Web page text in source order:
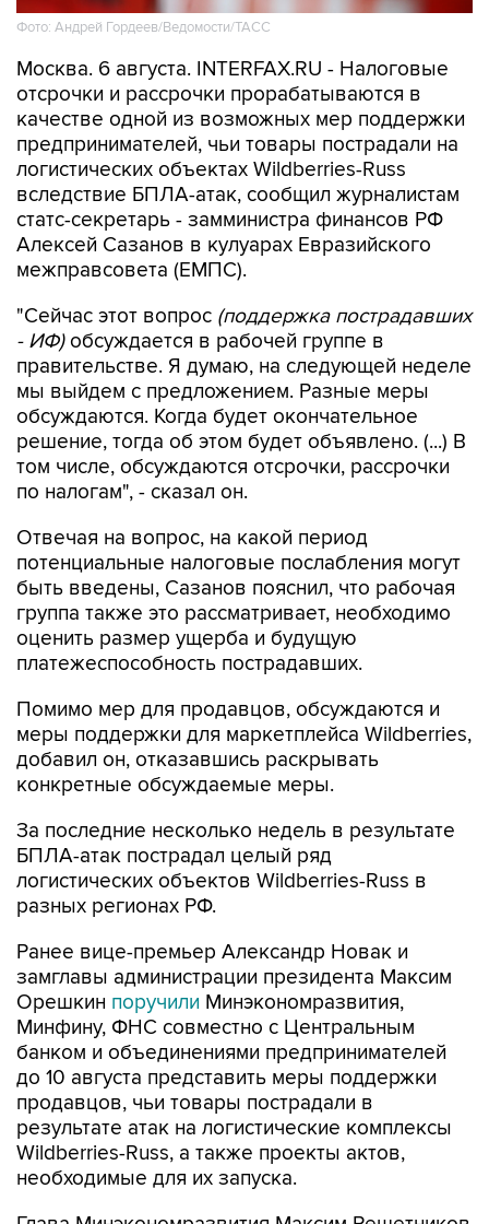
Фото: Андрей Гордеев/Ведомости/ТАСС
Москва. 6 августа. INTERFAX.RU - Налоговые
отсрочки и рассрочки прорабатываются в
качестве одной из возможных мер поддержки
предпринимателей, чьи товары пострадали на
логистических объектах Wildberries-Russ
вследствие БПЛА-атак, сообщил журналистам
статс-секретарь - замминистра финансов РФ
Алексей Сазанов в кулуарах Евразийского
межправсовета (ЕМПС).
"Сейчас этот вопрос (поддержка пострадавших
- ИФ)обсуждается в рабочей группе в
правительстве. Я думаю, на следующей неделе
мы выйдем с предложением. Разные меры
обсуждаются. Когда будет окончательное
решение, тогда об этом будет объявлено. (...) В
том числе, обсуждаются отсрочки, рассрочки
по налогам", - сказал он.
Отвечая на вопрос, на какой период
потенциальные налоговые послабления могут
быть введены, Сазанов пояснил, что рабочая
группа также это рассматривает, необходимо
оценить размер ущерба и будущую
платежеспособность пострадавших.
Помимо мер для продавцов, обсуждаются и
меры поддержки для маркетплейса Wildberries,
добавил он, отказавшись раскрывать
конкретные обсуждаемые меры.
За последние несколько недель в результате
БПЛА-атак пострадал целый ряд
логистических объектов Wildberries-Russ в
разных регионах РФ.
Ранее вице-премьер Александр Новак и
замглавы администрации президента Максим
Орешкин поручили Минэкономразвития,
Минфину, ФНС совместно с Центральным
банком и объединениями предпринимателей
до 10 августа представить меры поддержки
продавцов, чьи товары пострадали в
результате атак на логистические комплексы
Wildberries-Russ, а также проекты актов,
необходимые для их запуска.